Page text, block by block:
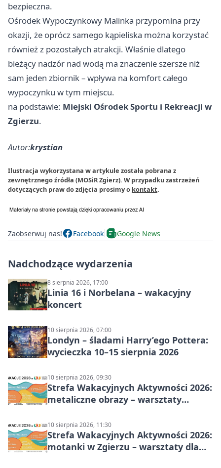
bezpieczna.
Ośrodek Wypoczynkowy Malinka przypomina przy
okazji, że oprócz samego kąpieliska można korzystać
również z pozostałych atrakcji. Właśnie dlatego
bieżący nadzór nad wodą ma znaczenie szersze niż
sam jeden zbiornik – wpływa na komfort całego
wypoczynku w tym miejscu.
na podstawie: Miejski Ośrodek Sportu i Rekreacji w
Zgierzu.
Autor:krystian
Ilustracja wykorzystana w artykule została pobrana z
zewnętrznego źródła (MOSiR Zgierz). W przypadku zastrzeżeń
dotyczących praw do zdjęcia prosimy o kontakt.
Zaobserwuj nas! Facebook Google News
Nadchodzące wydarzenia
8 sierpnia 2026, 17:00
Linia 16 i Norbelana – wakacyjny
koncert
10 sierpnia 2026, 07:00
Londyn – śladami Harry’ego Pottera:
wycieczka 10–15 sierpnia 2026
10 sierpnia 2026, 09:30
Strefa Wakacyjnych Aktywności 2026:
metaliczne obrazy – warsztaty
10 sierpnia 2026, 11:30
Strefa Wakacyjnych Aktywności 2026:
motanki w Zgierzu – warsztaty dla